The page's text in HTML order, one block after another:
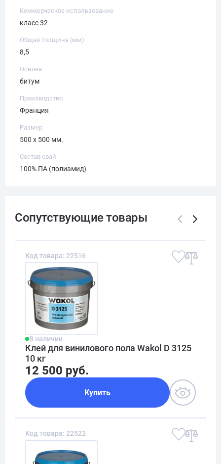
Коммерческое использование
класс 32
Общая толщина (мм)
8,5
Основа
битум
Производство
Франция
Размер
500 х 500 мм.
Состав свай
100% ПА (полиамид)
Код товара: 22516
В наличии
Клей для винилового пола Wakol D 3125
10 кг
12 500 руб.
Купить
Код товара: 22522